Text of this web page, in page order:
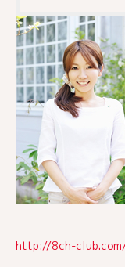
http://8ch-